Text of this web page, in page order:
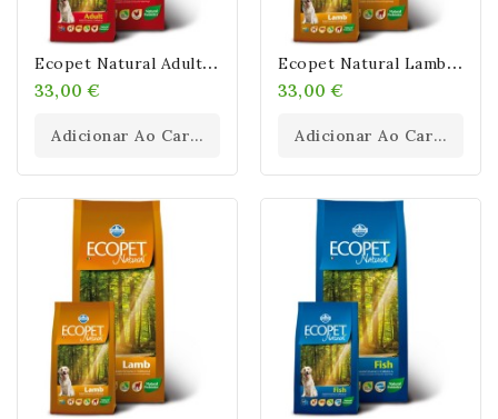
E
Copet Natural Adult 12kg
33,00 €
Adicionar Ao Carrinho
E
Copet Natural Lamb MAXI 12kg
33,00 €
Adicionar Ao Carrinho